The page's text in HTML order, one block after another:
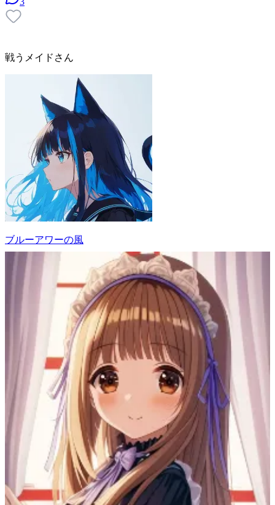
戦うメイドさん
ブルーアワーの風